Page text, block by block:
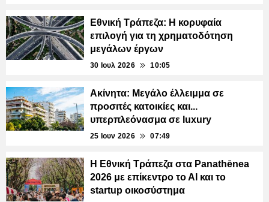
Εθνική Τράπεζα: Η κορυφαία
επιλογή για τη χρηματοδότηση
μεγάλων έργων
30 Ιουλ 2026 10:05
Ακίνητα: Μεγάλο έλλειμμα σε
προσιτές κατοικίες και...
υπερπλεόνασμα σε luxury
25 Ιουν 2026 07:49
Η Εθνική Τράπεζα στα Panathēnea
2026 με επίκεντρο τo AI και το
startup οικοσύστημα